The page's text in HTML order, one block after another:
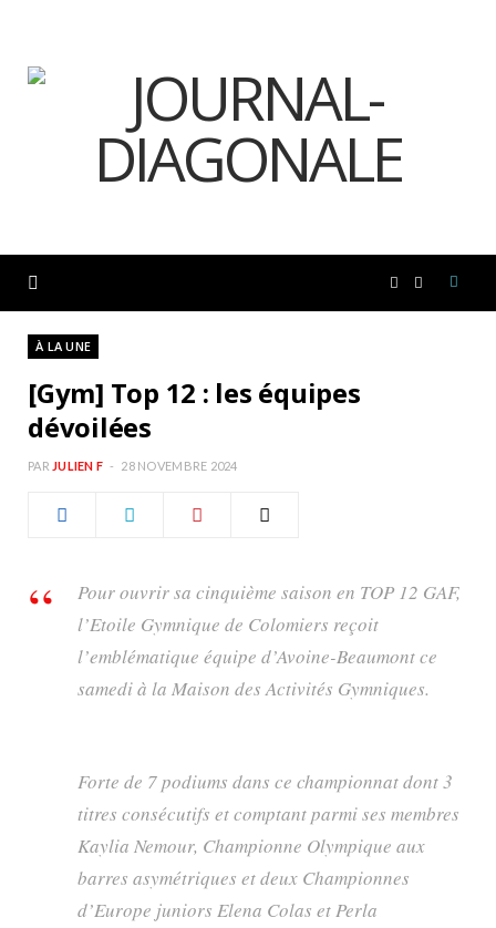
À LA UNE
[Gym] Top 12 : les équipes
dévoilées
PAR JULIEN F 28 NOVEMBRE 2024
Pour ouvrir sa cinquième saison en TOP 12 GAF,
l’Etoile Gymnique de Colomiers reçoit
l’emblématique équipe d’Avoine-Beaumont ce
samedi à la Maison des Activités Gymniques.
Forte de 7 podiums dans ce championnat dont 3
titres consécutifs et comptant parmi ses membres
Kaylia Nemour, Championne Olympique aux
barres asymétriques et deux Championnes
d’Europe juniors Elena Colas et Perla